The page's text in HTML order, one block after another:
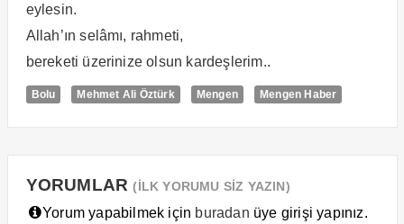
eylesin.
Allah’ın selâmı, rahmeti,
bereketi üzerinize olsun kardeşlerim..
Bolu Mehmet Ali Öztürk Mengen Mengen Haber
YORUMLAR(İLK YORUMU SİZ YAZIN)
Yorum yapabilmek için buradan üye girişi yapınız.